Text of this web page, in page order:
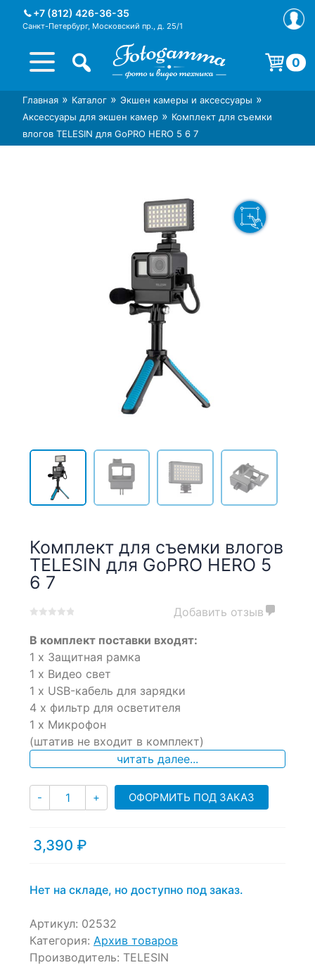
+7 (812) 426-36-35
Санкт-Петербург, Московский пр., д. 25/1
Интернет-магазин фототехники
Foto-Gamma в СПб
Магазин фотоаксессуаров foto-
gamma.ru
0
Корзина пуста.
Главная » Каталог » Экшен камеры и аксессуары »
Аксессуары для экшен камер » Комплект для съемки
влогов TELESIN для GoPRO HERO 5 6 7
Комплект для съемки влогов
TELESIN для GoPRO HERO 5
6 7
out
on
customer
ratings
Добавить отзыв
В комплект поставки входят:
1 х Защитная рамка
1 х Видео свет
1 х USB-кабель для зарядки
4 х фильтр для осветителя
1 х Микрофон
(штатив не входит в комплект)
читать далее...
- Количество
+ ОФОРМИТЬ ПОД ЗАКАЗ
3,390 ₽
Нет на складе, но доступно под заказ.
Артикул: 02532
Категория: Архив товаров
Производитель: TELESIN